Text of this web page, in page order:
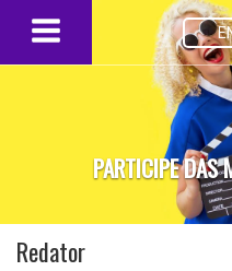
PARTICIPE DAS
Redator